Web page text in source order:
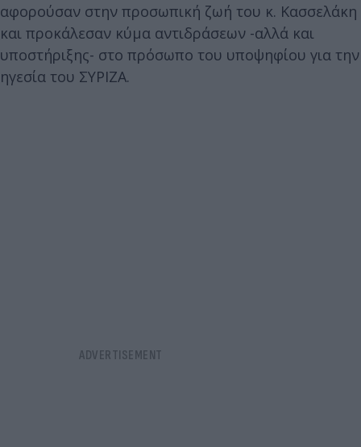
αφορούσαν στην προσωπική ζωή του κ. Κασσελάκη
και προκάλεσαν κύμα αντιδράσεων -αλλά και
υποστήριξης- στο πρόσωπο του υποψηφίου για την
ηγεσία του ΣΥΡΙΖΑ.